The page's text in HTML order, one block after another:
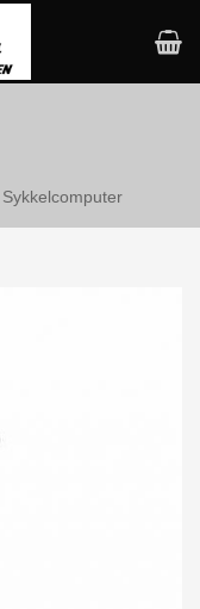
Sykkelcomputer